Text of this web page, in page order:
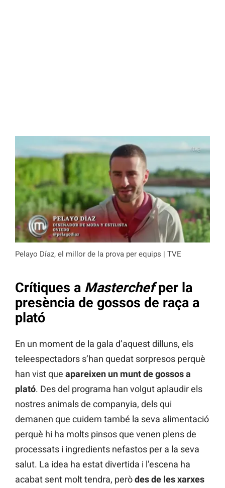
Pelayo Díaz, el millor de la prova per equips | TVE
Crítiques a Masterchefper la
presència de gossos de raça a
plató
En un moment de la gala d’aquest dilluns, els
teleespectadors s’han quedat sorpresos perquè
han vist que apareixen un munt de gossos a
plató. Des del programa han volgut aplaudir els
nostres animals de companyia, dels qui
demanen que cuidem també la seva alimentació
perquè hi ha molts pinsos que venen plens de
processats i ingredients nefastos per a la seva
salut. La idea ha estat divertida i l’escena ha
acabat sent molt tendra, peròdes de les xarxes